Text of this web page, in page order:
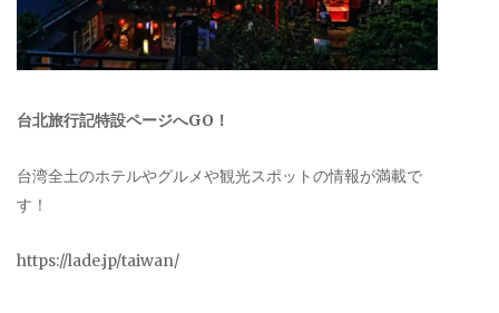
台北旅行記特設ページへGO！
台湾全土のホテルやグルメや観光スポットの情報が満載で
す！
https://lade.jp/taiwan/